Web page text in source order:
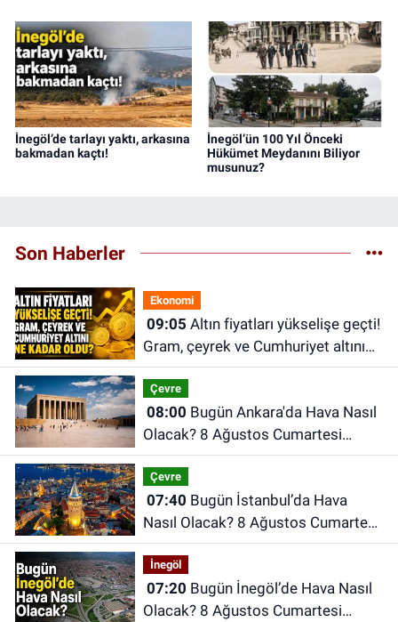
İnegöl’de tarlayı yaktı, arkasına
bakmadan kaçtı!
İnegöl’ün 100 Yıl Önceki
Hükümet Meydanını Biliyor
musunuz?
Son Haberler
Ekonomi
09:05
Gram, çeyrek ve Cumhuriyet altını
ne kadar oldu?
Çevre
08:00
Olacak? 8 Ağustos Cumartesi
Ankara Hava Durumu
Çevre
07:40
Nasıl Olacak? 8 Ağustos Cumartesi
İstanbul Hava Durumu
İnegöl
07:20
Olacak? 8 Ağustos Cumartesi